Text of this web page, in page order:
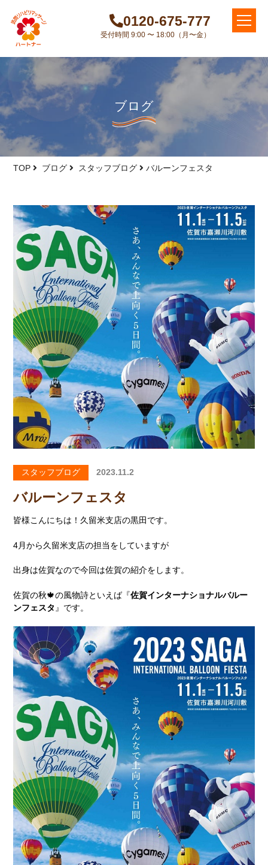
0120-675-777
受付時間 9:00 〜 18:00（月〜金）
ブログ
TOP ブログ スタッフブログ バルーンフェスタ
スタッフブログ 2023.11.2
バルーンフェスタ
皆様こんにちは！久留米支店の黒田です。
4月から久留米支店の担当をしていますが
出身は佐賀なので今回は佐賀の紹介をします。
佐賀の秋🍁の風物詩といえば『佐賀インターナショナルバルー
ンフェスタ 』です。